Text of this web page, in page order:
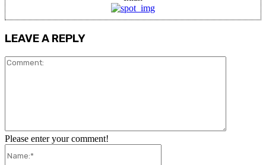
LEAVE A REPLY
Please enter your comment!